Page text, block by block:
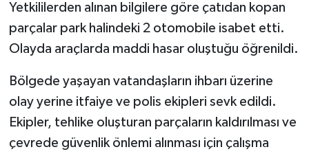
Yetkililerden alınan bilgilere göre çatıdan kopan
parçalar park halindeki 2 otomobile isabet etti.
Olayda araçlarda maddi hasar oluştuğu öğrenildi.
Bölgede yaşayan vatandaşların ihbarı üzerine
olay yerine itfaiye ve polis ekipleri sevk edildi.
Ekipler, tehlike oluşturan parçaların kaldırılması ve
çevrede güvenlik önlemi alınması için çalışma
Tavşanlı
Türkiye
Video Galeri